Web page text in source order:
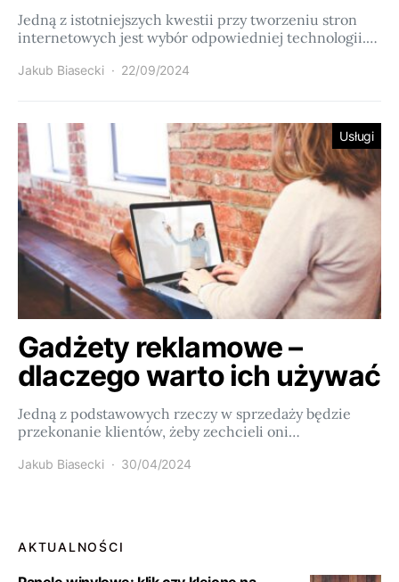
Jedną z istotniejszych kwestii przy tworzeniu stron
internetowych jest wybór odpowiedniej technologii.…
Jakub Biasecki 22/09/2024
Usługi
Gadżety reklamowe –
dlaczego warto ich używać
Jedną z podstawowych rzeczy w sprzedaży będzie
przekonanie klientów, żeby zechcieli oni…
Jakub Biasecki 30/04/2024
AKTUALNOŚCI